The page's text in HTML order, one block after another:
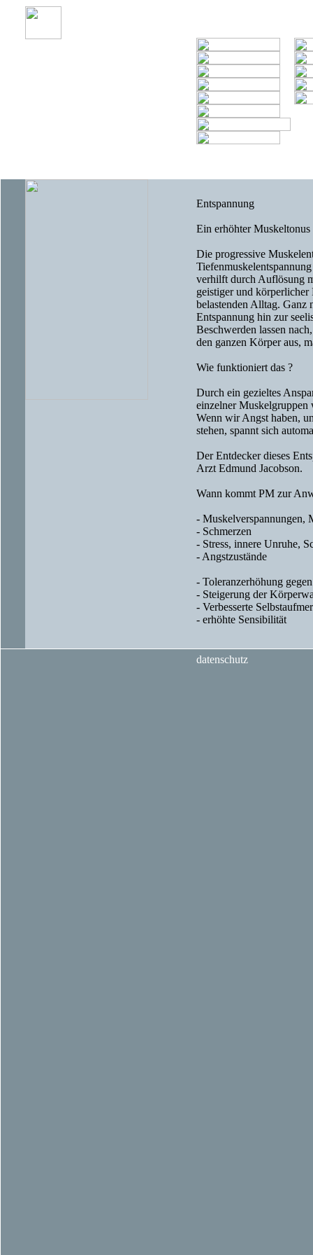
Entspannung
Ein erhöhter
Die progressive
verhilft durch Auflösung
geistiger und
belastenden Alltag. Ganz
Entspannung hin zur
Beschwerden lassen
den ganzen Körper aus,
Wie funktioniert das ?
Durch ein gezieltes
einzelner Muskelgruppen
Wenn wir Angst haben,
stehen, spannt sich
Der Entdecker dieses
Arzt Edmund Jacobson.
Wann kommt PM zur
- Muskelverspannungen,
- Schmerzen
- Stress, innere Unruhe,
- Angstzustände
- Toleranzerhöhung
- Steigerung der
- Verbesserte
- erhöhte Sensibilität
datenschutz